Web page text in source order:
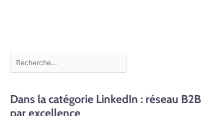
Dans la catégorie LinkedIn : réseau B2B
par excellence